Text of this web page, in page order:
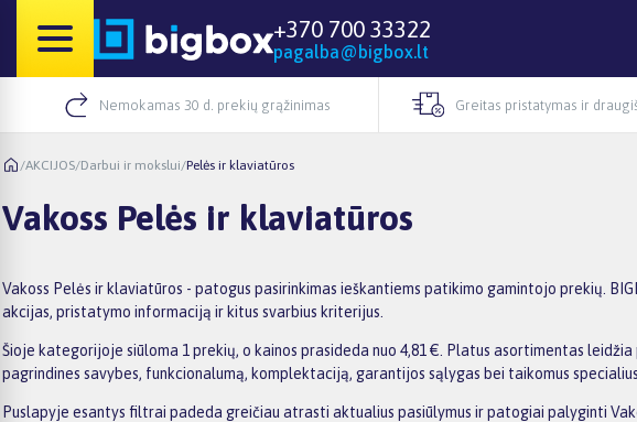
+370 700 33322
pagalba@bigbox.lt
Nemokamas 30 d. prekių grąžinimas Greitas pristatymas ir
/AKCIJOS/Darbui ir mokslui/Pelės ir klaviatūros
Vakoss Pelės ir klaviatūros
Vakoss Pelės ir klaviatūros - patogus pasirinkimas ieškantiems patikimo gamintojo prekių.
akcijas, pristatymo informaciją ir kitus svarbius kriterijus.
Šioje kategorijoje siūloma 1 prekių, o kainos prasideda nuo 4,81 €. Platus asortimentas
pagrindines savybes, funkcionalumą, komplektaciją, garantijos sąlygas bei taikomus specialius
Puslapyje esantys filtrai padeda greičiau atrasti aktualius pasiūlymus ir patogiai palyginti